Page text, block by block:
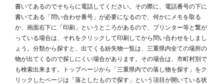
書いてあるのでそちらに電話してください。その際に、電話番号の下に
書いてある「問い合わせ番号」が必要になるので、何かにメモを取る
か、画面右下に「印刷」というところがあるので、プリンター等と繋が
っている場合は、それをクリックして印刷してから問い合わせをしまし
ょう。分類から探すと、出てくる紛失物一覧は、三重県内全ての場所の
物が出てくるので探しにくい場合があります。その場合は、市町村別で
も検索出来ます。トップページから「三重県内での落し物を探す」をク
リックしたページは「落としたもので探す」という項目が開いている状